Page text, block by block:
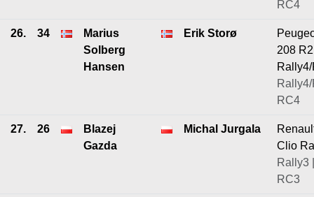
RC4
26. 34
Marius
Solberg
Hansen
Erik Storø
208 R2
RC4
27. 26
Blazej
Gazda
Michal Jurgala
Clio
Rally3 |
RC3